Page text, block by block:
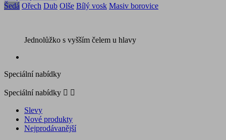
Šedá Ořech Dub Olše Bílý vosk Masiv borovice
Jednolůžko s vyšším čelem u hlavy
Speciální nabídky
Speciální nabídky  
Slevy
Nové produkty
Nejprodávanější